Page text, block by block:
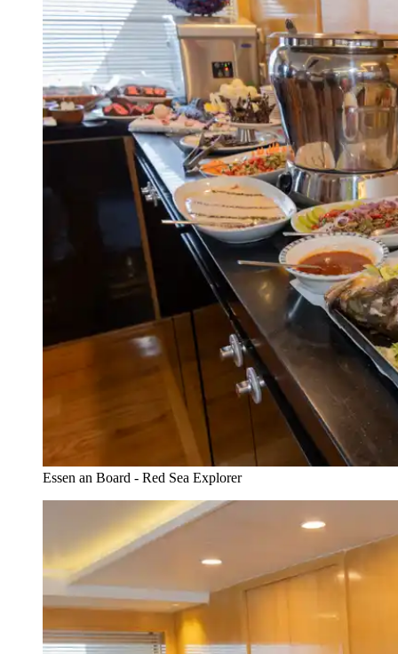
Essen an Board - Red Sea Explorer